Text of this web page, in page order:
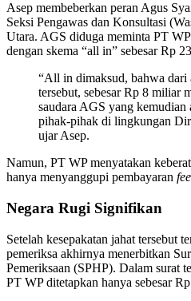
Asep membeberkan peran Agus
Seksi Pengawas dan Konsultasi
Utara. AGS diduga meminta PT
dengan skema “all in” sebesar Rp
“All in dimaksud, bahwa
tersebut, sebesar Rp 8 miliar
saudara AGS yang kemudian
pihak-pihak di lingkungan
ujar Asep.
Namun, PT WP menyatakan
hanya menyanggupi pembayaran fee
Negara Rugi Signifikan
Setelah kesepakatan jahat tersebut
pemeriksa akhirnya menerbitkan
Pemeriksaan (SPHP). Dalam surat
PT WP ditetapkan hanya sebesar